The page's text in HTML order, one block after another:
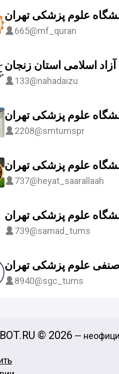
علوم پزشکی تهران
665@mf_quran
اسلامی استان زنجان
133@nahadaizu
علوم پزشکی تهران
2208@smtumspr
علوم پزشکی تهران
737@heyat_saarallaah
علوم پزشکی تهران
739@samad_tums
علوم پزشکی تهران
8940@sgc_tums
© 2026 —